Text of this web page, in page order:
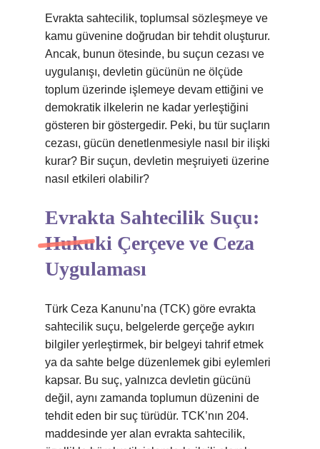
Evrakta sahtecilik, toplumsal sözleşmeye ve
kamu güvenine doğrudan bir tehdit oluşturur.
Ancak, bunun ötesinde, bu suçun cezası ve
uygulanışı, devletin gücünün ne ölçüde
toplum üzerinde işlemeye devam ettiğini ve
demokratik ilkelerin ne kadar yerleştiğini
gösteren bir göstergedir. Peki, bu tür suçların
cezası, gücün denetlenmesiyle nasıl bir ilişki
kurar? Bir suçun, devletin meşruiyeti üzerine
nasıl etkileri olabilir?
Evrakta Sahtecilik Suçu:
Hukuki Çerçeve ve Ceza
Uygulaması
Türk Ceza Kanunu’na (TCK) göre evrakta
sahtecilik suçu, belgelerde gerçeğe aykırı
bilgiler yerleştirmek, bir belgeyi tahrif etmek
ya da sahte belge düzenlemek gibi eylemleri
kapsar. Bu suç, yalnızca devletin gücünü
değil, aynı zamanda toplumun düzenini de
tehdit eden bir suç türüdür. TCK’nın 204.
maddesinde yer alan evrakta sahtecilik,